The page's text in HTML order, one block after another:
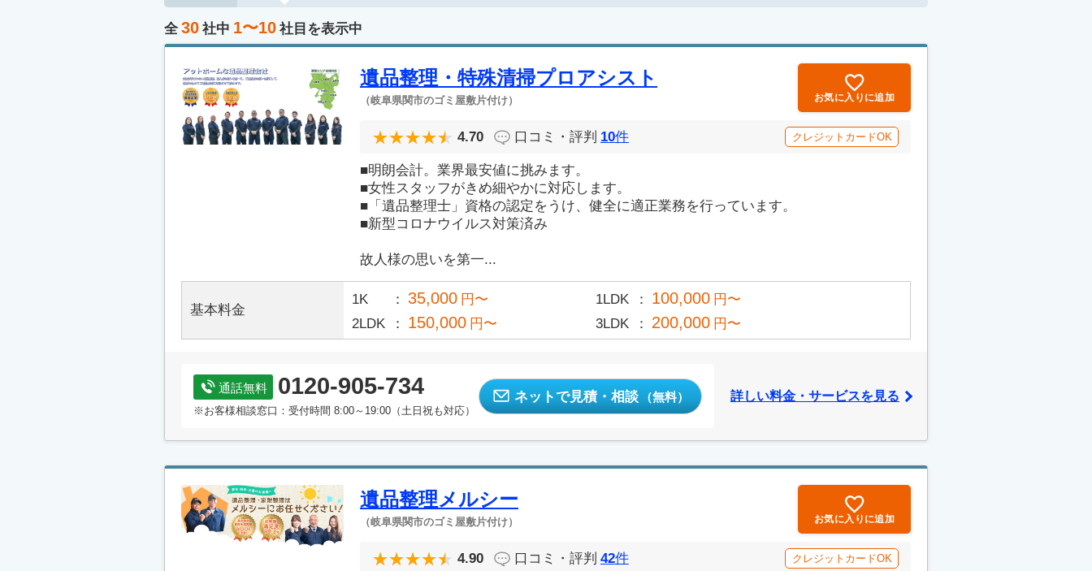
全 30 社中 1〜10 社目を表示中
遺品整理・特殊清掃プロアシスト
（岐阜県関市のゴミ屋敷片付け） お気に入りに追加
4.70 口コミ・評判 10件 クレジットカードOK
■明朗会計。業界最安値に挑みます。
■女性スタッフがきめ細やかに対応します。
■「遺品整理士」資格の認定をうけ、健全に適正業務を行っています。
■新型コロナウイルス対策済み
故人様の思いを第一...
基本料金
1K 35,000 円〜 1LDK 100,000 円〜
2LDK
150,000 円〜 3LDK 200,000 円〜
通話無料 0120-905-734
※お客様相談窓口：受付時間 8:00～19:00（土日祝も対応）
ネットで見積・相談 （無料） 詳しい料金・サービスを見る
遺品整理メルシー
（岐阜県関市のゴミ屋敷片付け） お気に入りに追加
4.90 口コミ・評判 42件 クレジットカードOK